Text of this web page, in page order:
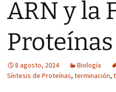
ARN y la
Proteínas
8 agosto, 2024 Biología
Síntesis de Proteínas, terminación,